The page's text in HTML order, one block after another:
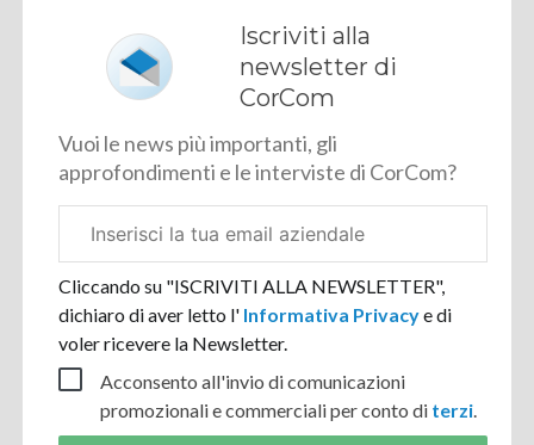
Iscriviti alla
newsletter di
CorCom
Vuoi le news più importanti, gli
approfondimenti e le interviste di CorCom?
aziendale
Cliccando su "ISCRIVITI ALLA NEWSLETTER",
dichiaro di aver letto l' Informativa Privacye di
voler ricevere la Newsletter.
Acconsento all'invio di comunicazioni
promozionali e commerciali per conto di terzi